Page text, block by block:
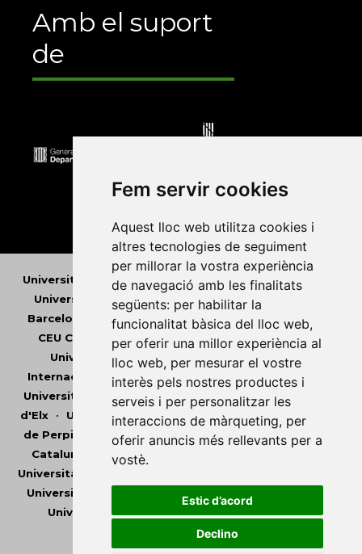
Fem servir cookies
Aquest lloc web utilitza cookies i
altres tecnologies de seguiment
per millorar la vostra experiència
de navegació amb les finalitats
següents: per habilitar la
funcionalitat bàsica del lloc web,
per oferir una millor experiència al
lloc web, per mesurar el vostre
interès pels nostres productes i
serveis i per personalitzar les
interaccions de màrqueting, per
oferir anuncis més rellevants per a
vostè.
Estic d’acord
Declino
Amb el suport
de
Universitat Abat Oliba CEU • Universitat d'Alacant
Universitat d'Andorra
Universitat Autònoma de
Barcelona
Universitat de Barcelona•
Universitat
CEU Cardenal Herrera
Universitat de Girona
•
Universitat de les Illes Balears
Universitat
Internacional de Catalunya
Universitat Jaume I
Universitat de Lleida•
Universitat Miguel Hernández
d'Elx• Universitat Oberta de Catalunya•
de Perpinyà Via Domitia
Universitat Politècnica de
Catalunya
Universitat Politècnica de València
Universitat Pompeu Fabra
Universitat Rovira i Virgili
Universitat de València
Universitat Central de Catalunya